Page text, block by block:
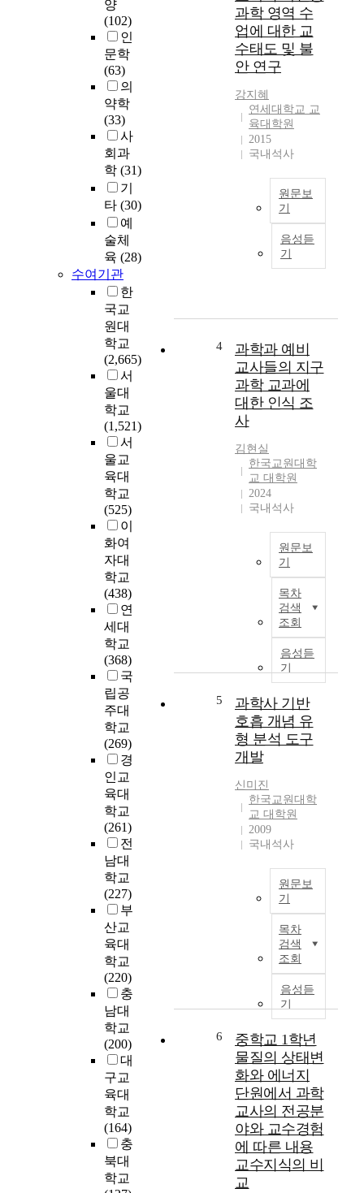
양
(102)
인
문학
(63)
의
약학
(33)
사
회과
학 (31)
기
타 (30)
예
술체
육 (28)
수여기관
한
국교
원대
학교
(2,665)
서
울대
학교
(1,521)
서
울교
육대
학교
(525)
이
화여
자대
학교
(438)
연
세대
학교
(368)
국
립공
주대
학교
(269)
경
인교
육대
학교
(261)
전
남대
학교
(227)
부
산교
육대
학교
(220)
충
남대
학교
(200)
대
구교
육대
학교
(164)
충
북대
학교
요
과학 영역 수
업에 대한 교
수태도 및 불
안 연구
강지혜
연세대학교 교
육대학원
2015
국내석사
원문보
기
음성듣
기
h
4
과학과 예비
교사들의 지구
과학 교과에
대한 인식 조
사
김현실
한국교원대학
교 대학원
2024
국내석사
원문보
기
목차
검색
조회
음성듣
기
5
과학사 기반
호흡 개념 유
형 분석 도구
개발
신미진
한국교원대학
교 대학원
2009
국내석사
원문보
기
목차
검색
조회
음성듣
기
6
중학교 1학년
물질의 상태변
화와 에너지
단원에서 과학
교사의 전공분
야와 교수경험
에 따른 내용
교수지식의 비
교